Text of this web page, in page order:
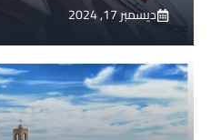
ديسمبر 17, 2024